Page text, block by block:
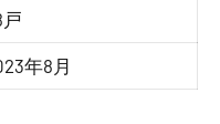
年8月